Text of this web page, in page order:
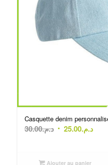
Casquette denim
د.م.30.00
Le
د.م.25.00
Le
Ajouter au panier